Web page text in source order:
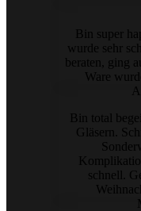
Bin super
wurde sehr
beraten, ging
Ware
Bin total
Gläsern.
schnell.